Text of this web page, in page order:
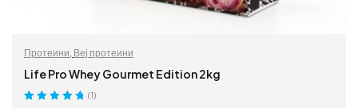
Протеини, Веј протеини
Life Pro Whey Gourmet Edition 2kg
(1)